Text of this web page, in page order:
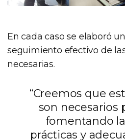
En cada caso se elaboró
seguimiento efectivo de
necesarias.
“Creemos que
son necesarios
fomentando
prácticas y